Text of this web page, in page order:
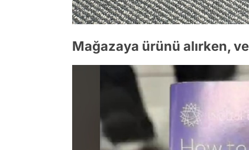
Mağazaya ürünü alırken,